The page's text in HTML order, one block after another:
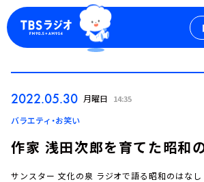
ログイン
2022.05.30 月曜日 14:35
バラエティ・お笑い
作家 浅田次郎を育てた昭和
サンスター 文化の泉 ラジオで語る昭和のはなし